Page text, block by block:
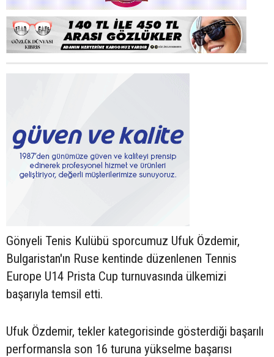
Gönyeli Tenis Kulübü sporcumuz Ufuk Özdemir,
Bulgaristan'ın Ruse kentinde düzenlenen Tennis
Europe U14 Prista Cup turnuvasında ülkemizi
başarıyla temsil etti.
Ufuk Özdemir, tekler kategorisinde gösterdiği başarılı
performansla son 16 turuna yükselme başarısı